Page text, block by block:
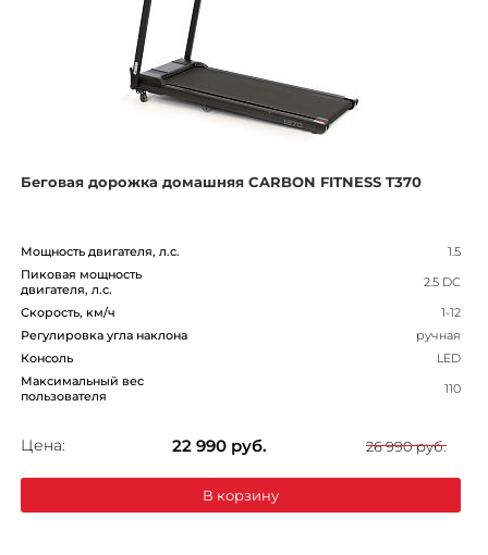
Беговая дорожка домашняя CARBON FITNESS T370
Мощность двигателя, л.с.
1.5
Пиковая мощность
двигателя, л.с.
2.5 DC
Скорость, км/ч
1-12
Регулировка угла наклона
ручная
Консоль
LED
Максимальный вес
пользователя
110
Цена: 22 990 руб. 26 990 руб.
В корзину